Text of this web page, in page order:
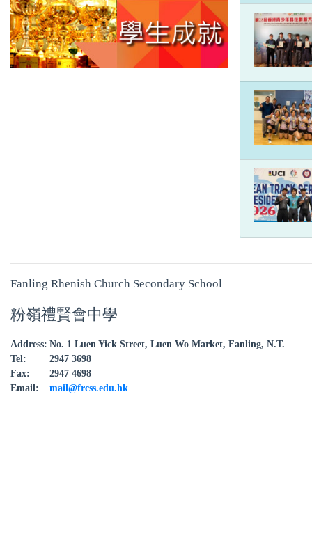
Fanling Rhenish Church Secondary School
粉嶺禮賢會中學
Address: No. 1 Luen Yick Street, Luen Wo Market, Fanling, N.T.
Tel:
2947 3698
Fax:
2947 4698
Email:
mail@frcss.edu.hk